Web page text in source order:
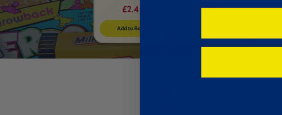
£2.49
Add to Box 🍬
£2.19